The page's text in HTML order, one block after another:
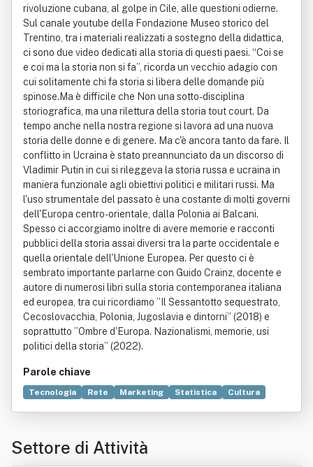
rivoluzione cubana, al golpe in Cile, alle questioni odierne.
Sul canale youtube della Fondazione Museo storico del
Trentino, tra i materiali realizzati a sostegno della didattica,
ci sono due video dedicati alla storia di questi paesi. “Coi se
e coi ma la storia non si fa”, ricorda un vecchio adagio con
cui solitamente chi fa storia si libera delle domande più
spinose.Ma è difficile che Non una sotto-disciplina
storiografica, ma una rilettura della storia tout court. Da
tempo anche nella nostra regione si lavora ad una nuova
storia delle donne e di genere. Ma c'è ancora tanto da fare. Il
conflitto in Ucraina è stato preannunciato da un discorso di
Vladimir Putin in cui si rileggeva la storia russa e ucraina in
maniera funzionale agli obiettivi politici e militari russi. Ma
l'uso strumentale del passato è una costante di molti governi
dell'Europa centro-orientale, dalla Polonia ai Balcani.
Spesso ci accorgiamo inoltre di avere memorie e racconti
pubblici della storia assai diversi tra la parte occidentale e
quella orientale dell'Unione Europea. Per questo ci è
sembrato importante parlarne con Guido Crainz, docente e
autore di numerosi libri sulla storia contemporanea italiana
ed europea, tra cui ricordiamo ”Il Sessantotto sequestrato,
Cecoslovacchia, Polonia, Jugoslavia e dintorni” (2018) e
soprattutto ”Ombre d'Europa. Nazionalismi, memorie, usi
politici della storia” (2022).
Parole chiave
Tecnologia Rete Marketing Statistica
Cultura
Provincia autonoma di Trento
Settore di Attività